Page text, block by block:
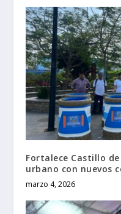
Fortalece Castillo
urbano con nuevos
marzo 4, 2026